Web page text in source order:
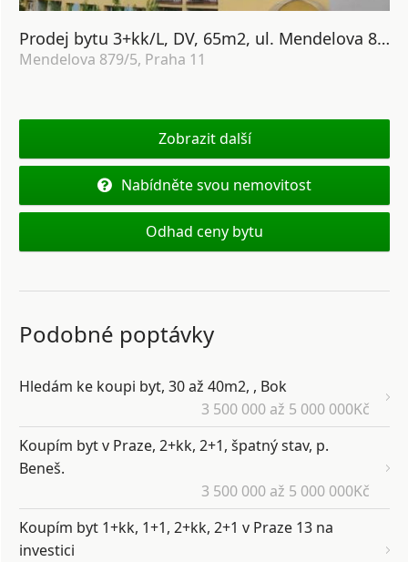
Prodej bytu 3+kk/L, DV, 65m2, ul. Mendelova 879/5, Praha 11 - Háje
Mendelova 879/5, Praha 11
Zobrazit další
Nabídněte svou nemovitost
Odhad ceny bytu
Podobné poptávky
Hledám ke koupi byt, 30 až 40m2, , Bok
3 500 000 až 5 000 000Kč
Koupím byt v Praze, 2+kk, 2+1, špatný stav, p.
Beneš.
3 500 000 až 5 000 000Kč
Koupím byt 1+kk, 1+1, 2+kk, 2+1 v Praze 13 na
investici